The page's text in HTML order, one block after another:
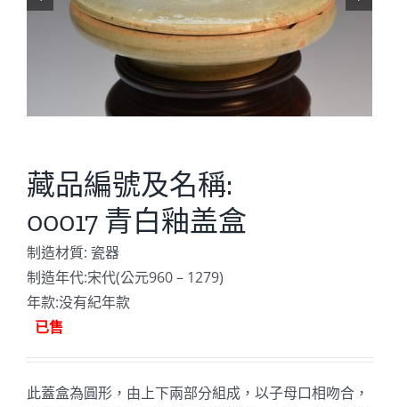
藏品編號及名稱:
00017 青白釉盖盒
制造材質: 瓷器
制造年代:宋代(公元960 – 1279)
年款:没有紀年款
已售
此蓋盒為圓形，由上下兩部分組成，以子母口相吻合，